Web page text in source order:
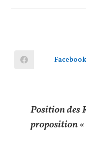
Ouvrir
Facebook
Position des
proposition